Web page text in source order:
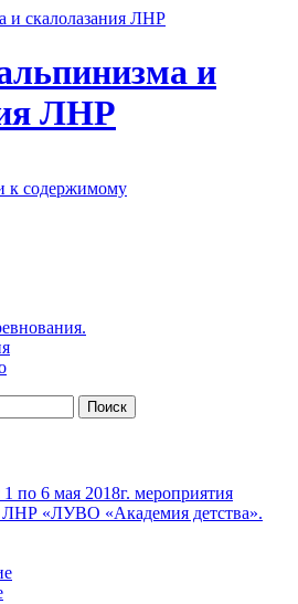
и
ЛНР
к содержимому
1 по 6 мая 2018г. мероприятия
«ЛУВО «Академия детства».